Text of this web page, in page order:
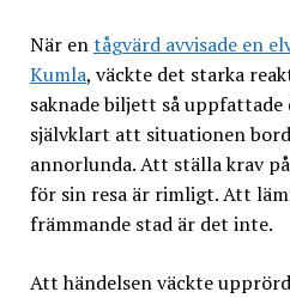
När entågvärd avvisade en
Kumla, väckte det starka
saknade biljett så uppfattade
självklart att situationen
annorlunda. Att ställa krav
för sin resa är rimligt. Att
främmande stad är det inte.
Att händelsen väckte